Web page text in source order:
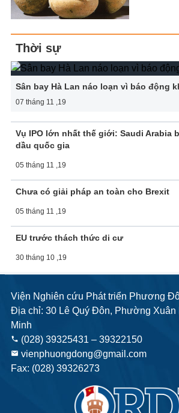
Thời sự
Sân bay Hà Lan náo loạn vì báo động
07 tháng 11 ,19
Vụ IPO lớn nhất thế giới: Saudi Arabia
dầu quốc gia
05 tháng 11 ,19
Chưa có giải pháp an toàn cho Brexit
05 tháng 11 ,19
EU trước thách thức di cư
30 tháng 10 ,19
Viện Nghiên cứu Phát triển Phương
Địa chỉ: 30 Lê Quý Đôn, Phường Xuân
Minh
phone (028) 39325431 – 39322150
email vienphuongdong@gmail.com
Fax: (028) 39326273